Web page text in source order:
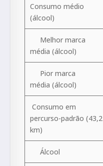
Consumo médio
(álcool)
Melhor marca
média (álcool)
Pior marca
média (álcool)
Consumo em
percurso-padrão (43,2
km)
Álcool